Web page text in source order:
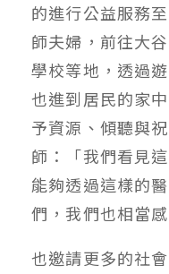
的進行公益服務
師夫婦，前往大
學校等地，透過
也進到居民的家
予資源、傾聽與
師：「我們看見
能夠透過這樣的
們，我們也相當感
也邀請更多的社